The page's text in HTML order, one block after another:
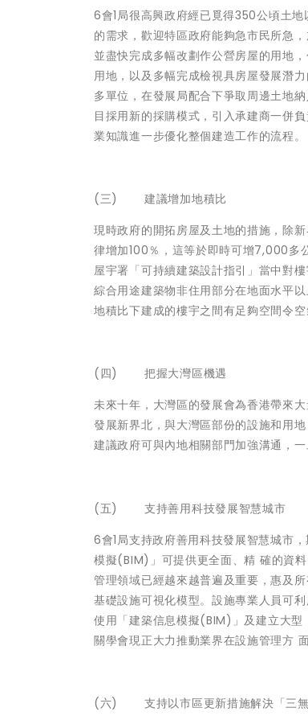
6會1局很高興政府經已覓得350公頃土
的需求，歡迎特區政府能夠急市民所急
並盡快完成多幅改劃作公營房屋的用地
用地，以及多幅完成檢視具房屋發展潛
多單位，在發展局配合下爭取周邊土地
目採用新的採購模式，引入承建商一併
業知識進一步優化整個建造工作的流程。
(三) 建議增加地積比
現時政府的開拓房屋及土地的措施，除
律增加100％，這等於即時可增7,000多
屋宇署「可持續建築設計指引」當中對
綜合用途建築物非住用部分在地面水平
地積比下建成的樓宇之間有足夠空間令空
(四) 把握大灣區機遇
未來十年，大灣區的發展會為香港帶來
發展新界北，與大灣區部份的設施和用
建議政府可與內地相關部門加強溝通，
(五) 支持善用科技發展智慧城市
6會1局支持政府善用科技發展智慧城市
模擬(BIM)」可提供更全面、精 確的資
管理領域已經越來越普遍及重要，惠及
基礎設施可視化模型。設施專業人員可
使用「建築信息模擬(BIM)」及建立大
關學會現正大力推動業界在設施管理方
(六) 支持以市區更新措施解決「三無